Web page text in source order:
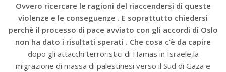
Ovvero ricercare le ragioni del riaccendersi di queste
violenze e le conseguenze . E soprattutto chiedersi
perchè il processo di pace avviato con gli accordi di Oslo
non ha dato i risultati sperati . Che cosa c’è da capire
dopo gli attacchi terroristici di Hamas in Israele,la
migrazione di massa di palestinesi verso il Sud di Gaza e